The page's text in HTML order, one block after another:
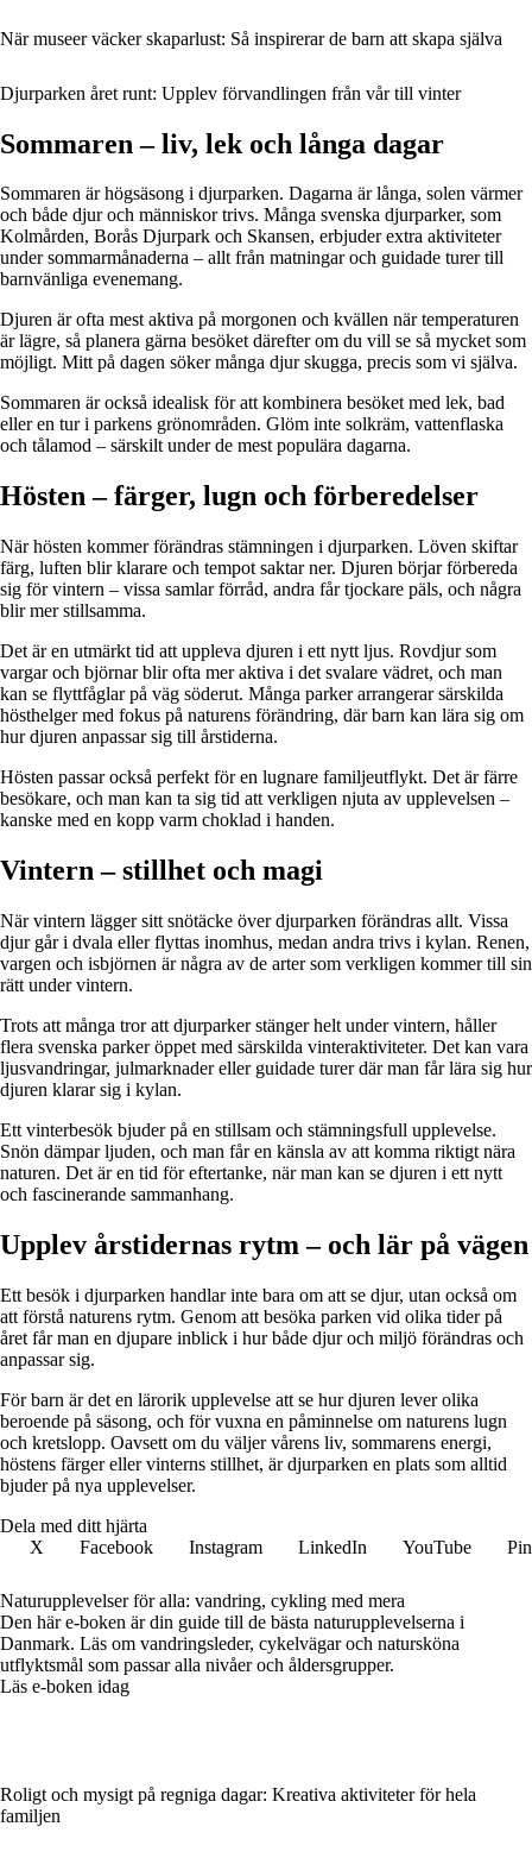
När museer väcker skaparlust: Så inspirerar de barn att skapa själva
Djurparken året runt: Upplev förvandlingen från vår till vinter
Sommaren – liv, lek och långa dagar
Sommaren är högsäsong i djurparken. Dagarna är långa, solen värmer
och både djur och människor trivs. Många svenska djurparker, som
Kolmården, Borås Djurpark och Skansen, erbjuder extra aktiviteter
under sommarmånaderna – allt från matningar och guidade turer till
barnvänliga evenemang.
Djuren är ofta mest aktiva på morgonen och kvällen när temperaturen
är lägre, så planera gärna besöket därefter om du vill se så mycket som
möjligt. Mitt på dagen söker många djur skugga, precis som vi själva.
Sommaren är också idealisk för att kombinera besöket med lek, bad
eller en tur i parkens grönområden. Glöm inte solkräm, vattenflaska
och tålamod – särskilt under de mest populära dagarna.
Hösten – färger, lugn och förberedelser
När hösten kommer förändras stämningen i djurparken. Löven skiftar
färg, luften blir klarare och tempot saktar ner. Djuren börjar förbereda
sig för vintern – vissa samlar förråd, andra får tjockare päls, och några
blir mer stillsamma.
Det är en utmärkt tid att uppleva djuren i ett nytt ljus. Rovdjur som
vargar och björnar blir ofta mer aktiva i det svalare vädret, och man
kan se flyttfåglar på väg söderut. Många parker arrangerar särskilda
hösthelger med fokus på naturens förändring, där barn kan lära sig om
hur djuren anpassar sig till årstiderna.
Hösten passar också perfekt för en lugnare familjeutflykt. Det är färre
besökare, och man kan ta sig tid att verkligen njuta av upplevelsen –
kanske med en kopp varm choklad i handen.
Vintern – stillhet och magi
När vintern lägger sitt snötäcke över djurparken förändras allt. Vissa
djur går i dvala eller flyttas inomhus, medan andra trivs i kylan. Renen,
vargen och isbjörnen är några av de arter som verkligen kommer till sin
rätt under vintern.
Trots att många tror att djurparker stänger helt under vintern, håller
flera svenska parker öppet med särskilda vinteraktiviteter. Det kan vara
ljusvandringar, julmarknader eller guidade turer där man får lära sig hur
djuren klarar sig i kylan.
Ett vinterbesök bjuder på en stillsam och stämningsfull upplevelse.
Snön dämpar ljuden, och man får en känsla av att komma riktigt nära
naturen. Det är en tid för eftertanke, när man kan se djuren i ett nytt
och fascinerande sammanhang.
Upplev årstidernas rytm – och lär på vägen
Ett besök i djurparken handlar inte bara om att se djur, utan också om
att förstå naturens rytm. Genom att besöka parken vid olika tider på
året får man en djupare inblick i hur både djur och miljö förändras och
anpassar sig.
För barn är det en lärorik upplevelse att se hur djuren lever olika
beroende på säsong, och för vuxna en påminnelse om naturens lugn
och kretslopp. Oavsett om du väljer vårens liv, sommarens energi,
höstens färger eller vinterns stillhet, är djurparken en plats som alltid
bjuder på nya upplevelser.
Dela med ditt hjärta
X
Facebook Instagram LinkedIn YouTube
Naturupplevelser för alla: vandring, cykling med mera
Den här e-boken är din guide till de bästa naturupplevelserna i
Danmark. Läs om vandringsleder, cykelvägar och natursköna
utflyktsmål som passar alla nivåer och åldersgrupper.
Läs e-boken idag
Roligt och mysigt på regniga dagar: Kreativa aktiviteter för hela
familjen